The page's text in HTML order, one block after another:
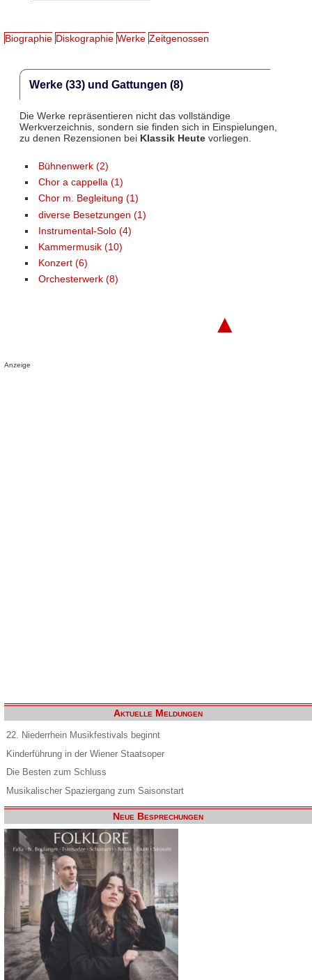
Biographie Diskographie Werke Zeitgenossen
Werke (33) und Gattungen (8)
Die Werke repräsentieren nicht das vollständige
Werkverzeichnis, sondern sie finden sich in Einspielungen,
zu denen Rezensionen bei Klassik Heutevorliegen.
Bühnenwerk (2)
Chor a cappella (1)
Chor m. Begleitung (1)
diverse Besetzungen (1)
Instrumental-Solo (4)
Kammermusik (10)
Konzert (6)
Orchesterwerk (8)
▲
Anzeige
Aktuelle Meldungen
22. Niederrhein Musikfestivals beginnt
Kinderführung in der Wiener Staatsoper
Die Besten zum Schluss
Musikalischer Spaziergang zum Saisonstart
Neue Besprechungen